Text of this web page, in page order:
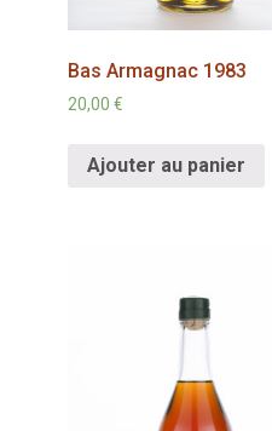
Bas Armagnac 1983
20,00 €
Ajouter au panier